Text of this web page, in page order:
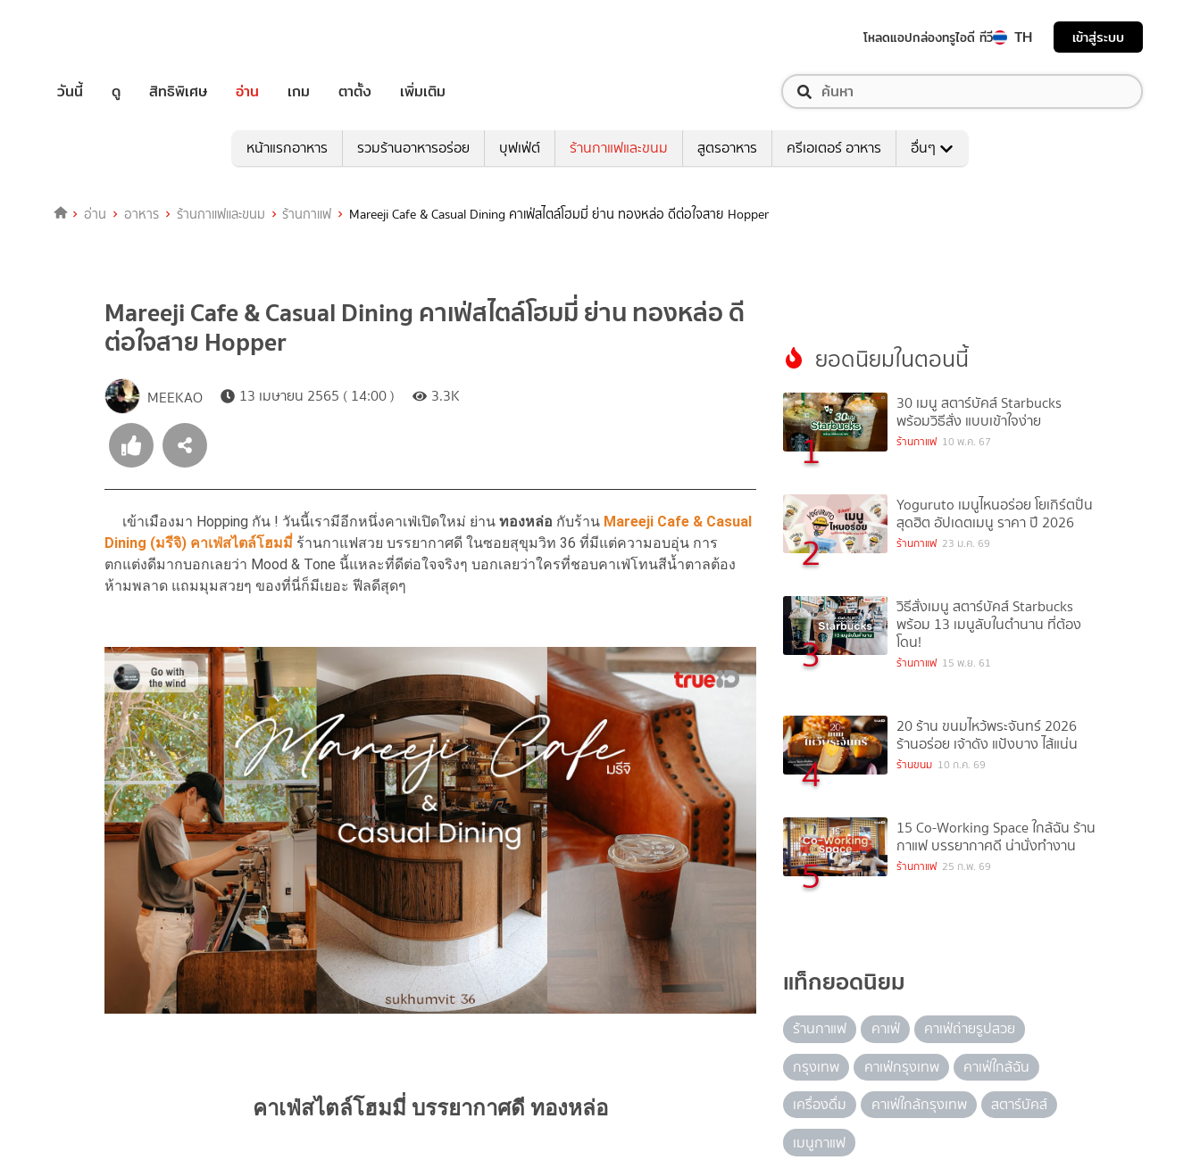
โหลดแอปกล่องทรูไอดี ทีวี TH เข้าสู่ระบบ
วันนี้ ดู สิทธิพิเศษ อ่าน เกม ตาตั้ง เพิ่มเติม
หน้าแรกอาหาร รวมร้านอาหารอร่อย บุฟเฟ่ต์ ร้านกาแฟและขนม สูตรอาหาร ครีเอเตอร์ อาหาร อื่นๆ
อ่าน อาหาร ร้านกาแฟและขนม ร้านกาแฟ Mareeji Cafe & Casual Dining คาเฟ่สไตล์โฮมมี่ ย่าน ทองหล่อ ดีต่อใจสาย Hopper
Mareeji Cafe & Casual Dining คาเฟ่สไตล์โฮมมี่ ย่าน ทองหล่อ ดี
ต่อใจสาย Hopper
MEEKAO 13 เมษายน 2565 ( 14:00 ) 3.3K
เข้าเมืองมา Hopping กัน ! วันนี้เรามีอีกหนึ่งคาเฟ่เปิดใหม่ ย่าน ทองหล่อ กับร้าน Mareeji Cafe & Casual
Dining (มรีจิ) คาเฟ่สไตล์โฮมมี่ ร้านกาแฟสวย บรรยากาศดี ในซอยสุขุมวิท 36 ที่มีแต่ความอบอุ่น การ
ตกแต่งดีมากบอกเลยว่า Mood & Tone นี้แหละที่ดีต่อใจจริงๆ บอกเลยว่าใครที่ชอบคาเฟ่โทนสีน้ำตาลต้อง
ห้ามพลาด แถมมุมสวยๆ ของที่นี่ก็มีเยอะ ฟีลดีสุดๆ
คาเฟ่สไตล์โฮมมี่ บรรยากาศดี ทองหล่อ
ยอดนิยมในตอนนี้
1
30 เมนู สตาร์บัคส์ Starbucks
พร้อมวิธีสั่ง แบบเข้าใจง่าย
ร้านกาแฟ 10 พ.ค. 67
2
Yoguruto เมนูไหนอร่อย โยเกิร์ตปั่น
สุดฮิต อัปเดตเมนู ราคา ปี 2026
ร้านกาแฟ 23 ม.ค. 69
3
วิธีสั่งเมนู สตาร์บัคส์ Starbucks
พร้อม 13 เมนูลับในตำนาน ที่ต้อง
โดน!
ร้านกาแฟ 15 พ.ย. 61
4
20 ร้าน ขนมไหว้พระจันทร์ 2026
ร้านอร่อย เจ้าดัง แป้งบาง ไส้แน่น
ร้านขนม 10 ก.ค. 69
5
15 Co-Working Space ใกล้ฉัน ร้าน
กาแฟ บรรยากาศดี น่านั่งทำงาน
ร้านกาแฟ 25 ก.พ. 69
แท็กยอดนิยม
ร้านกาแฟ คาเฟ่
คาเฟ่ถ่ายรูปสวย
กรุงเทพ
คาเฟ่กรุงเทพ
คาเฟ่ใกล้ฉัน
เครื่องดื่ม
คาเฟ่ใกล้กรุงเทพ
สตาร์บัคส์
เมนูกาแฟ